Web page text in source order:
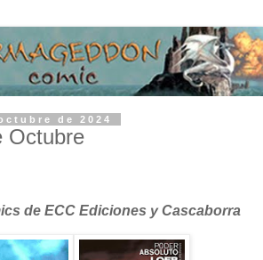
de 2024
Octubre
de ECC Ediciones y Cascaborra